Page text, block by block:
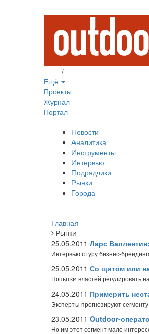
/
Ещё
Проекты
Журнал
Портал
Новости
Аналитика
Инструменты
Интервью
Подрядчики
Рынки
Города
Главная
Рынки
25.05.2011 Ларс
Интервью с гуру бизнес-
25.05.2011 Со щитом или
Попытки властей регулировать
24.05.2011 Примерить
Эксперты прогнозируют
23.05.2011 Outdoor-
Но им этот сегмент мало